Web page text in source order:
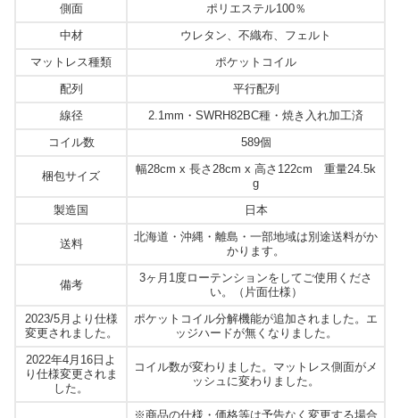
側面
ポリエステル100％
中材
ウレタン、不織布、フェルト
マットレス種類
ポケットコイル
配列
平行配列
線径
2.1mm・SWRH82BC種・焼き入れ加工済
コイル数
589個
梱包サイズ
幅28cm x 長さ28cm x 高さ122cm 重量24.5k
g
製造国
日本
送料
北海道・沖縄・離島・一部地域は別途送料がか
かります。
備考
3ヶ月1度ローテンションをしてご使用くださ
い。（片面仕様）
2023/5月より仕様
変更されました。
ポケットコイル分解機能が追加されました。エ
ッジハードが無くなりました。
2022年4月16日よ
り仕様変更されま
した。
コイル数が変わりました。マットレス側面がメ
ッシュに変わりました。
※商品の仕様・価格等は予告なく変更する場合